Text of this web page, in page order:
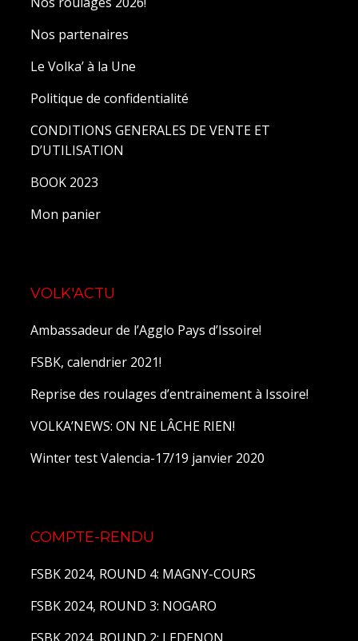
Nos partenaires
Le Volka’ à la Une
Politique de confidentialité
CONDITIONS GENERALES DE VENTE ET
D’UTILISATION
BOOK 2023
Mon panier
VOLK'ACTU
Ambassadeur de l’Agglo Pays d’Issoire!
FSBK, calendrier 2021!
Reprise des roulages d’entrainement à Issoire!
VOLKA’NEWS: ON NE LÂCHE RIEN!
Winter test Valencia-17/19 janvier 2020
COMPTE-RENDU
FSBK 2024, ROUND 4: MAGNY-COURS
FSBK 2024, ROUND 3: NOGARO